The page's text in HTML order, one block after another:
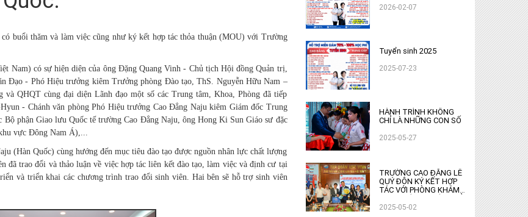
buổi thăm và làm việc cũng như ký kết hợp tác thỏa thuận (MOU) với Trường
Nam) có sự hiện diện của ông Đặng Quang Vinh - Chủ tịch Hội đồng Quản trị,
Đạo - Phó Hiệu trưởng kiêm Trưởng phòng Đào tạo, ThS. Nguyễn Hữu Nam –
QHQT cùng đại diện Lãnh đạo một số các Trung tâm, Khoa, Phòng đã tiếp
- Chánh văn phòng Phó Hiệu trưởng Cao Đẳng Naju kiêm Giám đốc Trung
phận Giao lưu Quốc tế trường Cao Đẳng Naju, ông Hong Ki Sun Giáo sư đặc
vực Đông Nam Á),...
(Hàn Quốc) cùng hướng đến mục tiêu đào tạo được nguồn nhân lực chất lượng
đã trao đổi và thảo luận về việc hợp tác liên kết đào tạo, làm việc và định cư tại
và triển khai các chương trình trao đổi sinh viên. Hai bên sẽ hỗ trợ sinh viên
2026-02-07
Tuyển sinh 2025
2025-07-23
HÀNH TRÌNH KHÔNG
CHỈ LÀ NHỮNG CON SỐ
2025-05-27
TRƯỜNG CAO ĐẲNG LÊ
QUÝ ĐÔN KÝ KẾT HỢP
TÁC VỚI PHÒNG KHÁM
RỘNG CƠ HỘI ĐÀO TẠO
2025-05-02